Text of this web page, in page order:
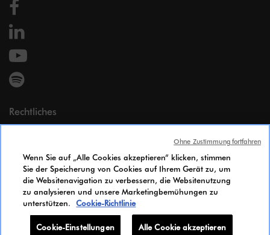
Rechtliches
Impressum
Cookie Policy
Zugänglichkeit
Gleichstellungsindex
Candidates Information Notice
Cookie-Einstellungen
Wenn Sie auf „Alle Cookies akzeptieren“ klicken, stimmen
Sie der Speicherung von Cookies auf Ihrem Gerät zu, um
die Websitenavigation zu verbessern, die Websitenutzung
zu analysieren und unsere Marketingbemühungen zu
unterstützen.
Cookie-Richtlinie
Cookie-Einstellungen Alle Cookie akzeptieren
Ohne Zustimmung fortfahren